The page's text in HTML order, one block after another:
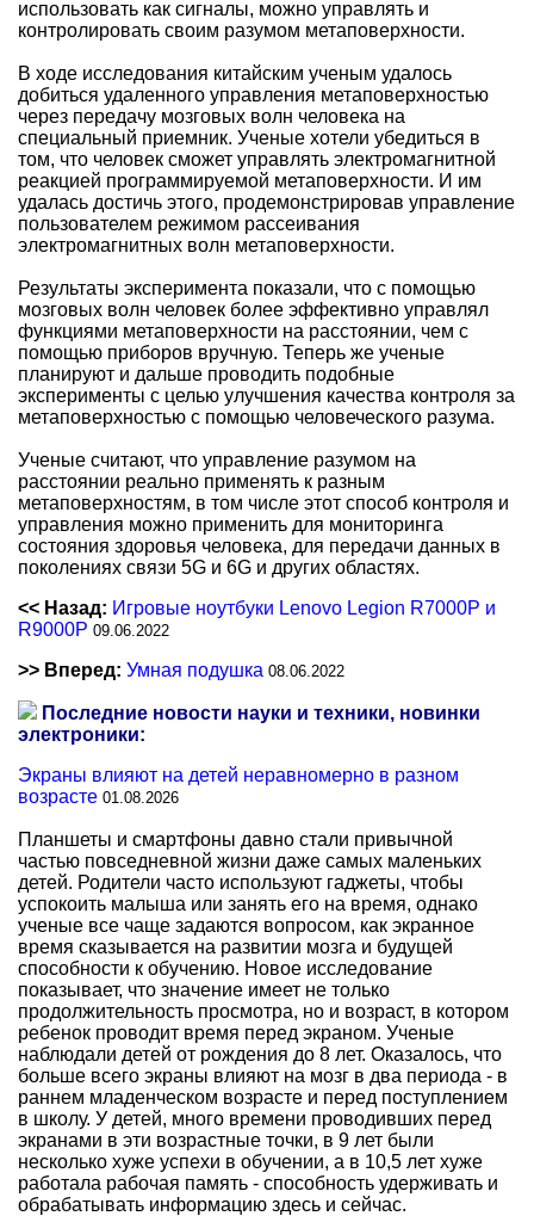
использовать как сигналы, можно управлять и
контролировать своим разумом метаповерхности.
В ходе исследования китайским ученым удалось
добиться удаленного управления метаповерхностью
через передачу мозговых волн человека на
специальный приемник. Ученые хотели убедиться в
том, что человек сможет управлять электромагнитной
реакцией программируемой метаповерхности. И им
удалась достичь этого, продемонстрировав управление
пользователем режимом рассеивания
электромагнитных волн метаповерхности.
Результаты эксперимента показали, что с помощью
мозговых волн человек более эффективно управлял
функциями метаповерхности на расстоянии, чем с
помощью приборов вручную. Теперь же ученые
планируют и дальше проводить подобные
эксперименты с целью улучшения качества контроля за
метаповерхностью с помощью человеческого разума.
Ученые считают, что управление разумом на
расстоянии реально применять к разным
метаповерхностям, в том числе этот способ контроля и
управления можно применить для мониторинга
состояния здоровья человека, для передачи данных в
поколениях связи 5G и 6G и других областях.
<< Назад: Игровые ноутбуки Lenovo Legion R7000P и
R9000P 09.06.2022
>> Вперед: Умная подушка 08.06.2022
Последние новости науки и техники, новинки
электроники:
Экраны влияют на детей неравномерно в разном
возрасте 01.08.2026
Планшеты и смартфоны давно стали привычной
частью повседневной жизни даже самых маленьких
детей. Родители часто используют гаджеты, чтобы
успокоить малыша или занять его на время, однако
ученые все чаще задаются вопросом, как экранное
время сказывается на развитии мозга и будущей
способности к обучению. Новое исследование
показывает, что значение имеет не только
продолжительность просмотра, но и возраст, в котором
ребенок проводит время перед экраном. Ученые
наблюдали детей от рождения до 8 лет. Оказалось, что
больше всего экраны влияют на мозг в два периода - в
раннем младенческом возрасте и перед поступлением
в школу. У детей, много времени проводивших перед
экранами в эти возрастные точки, в 9 лет были
несколько хуже успехи в обучении, а в 10,5 лет хуже
работала рабочая память - способность удерживать и
обрабатывать информацию здесь и сейчас.